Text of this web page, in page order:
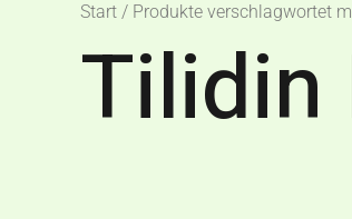
Start / Produkte verschlagwortet
Tilidin